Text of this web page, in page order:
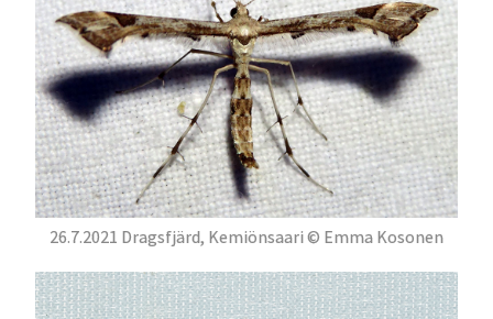
26.7.2021 Dragsfjärd, Kemiönsaari © Emma Kosonen